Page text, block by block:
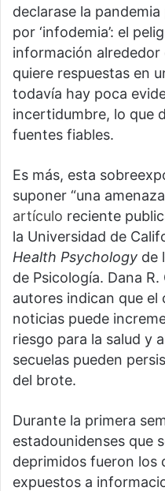
declarase la
por ‘infodemia’: el
información alrededor
quiere respuestas en
todavía hay poca
incertidumbre, lo que
fuentes fiables.
Es más, esta
suponer “una
artículo reciente
la Universidad de
Health Psychology de
de Psicología. Dana
autores indican que el
noticias puede
riesgo para la salud y
secuelas pueden
del brote.
Durante la primera
estadounidenses que
deprimidos fueron los
expuestos a